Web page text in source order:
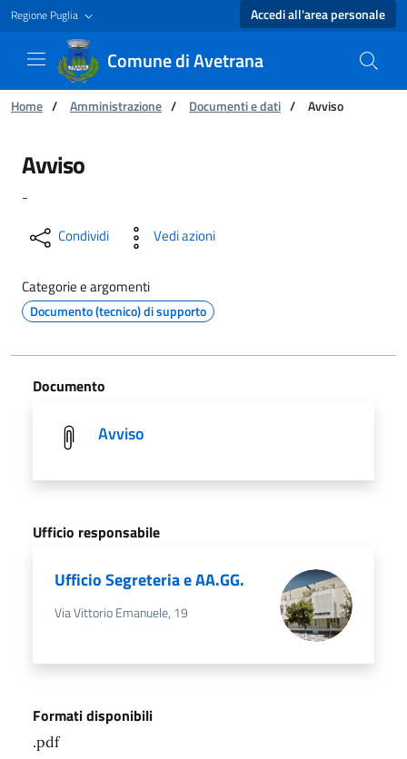
Regione Puglia Accedi all'area personale
Comune di Avetrana
Ti trovi in:
Home / Amministrazione / Documenti e dati / Avviso
Avviso - Comune di Avetrana
Avviso
-
Condividi Vedi azioni
Categorie e argomenti
Documento (tecnico) di supporto
Documento
Avviso
Ufficio responsabile
Ufficio Segreteria e AA.GG.
Via Vittorio Emanuele, 19
Formati disponibili
.pdf